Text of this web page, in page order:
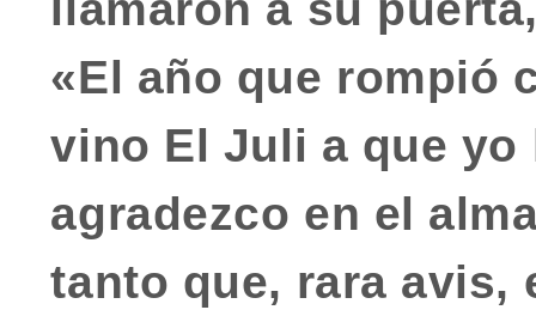
«El año que rompió
vino El Juli a que yo
agradezco en el
tanto que, rara avis,